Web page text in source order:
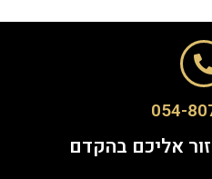
054-
אליכם בהקדם